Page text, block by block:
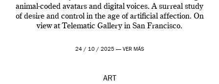
animal-coded avatars and digital voices. A surreal study
of desire and control in the age of artificial affection. On
view at Telematic Gallery in San Francisco.
24 / 10 / 2025 — VER MÁS
ART